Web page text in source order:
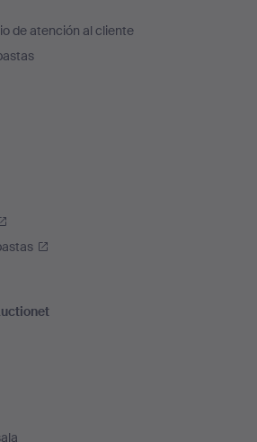
de atención al cliente